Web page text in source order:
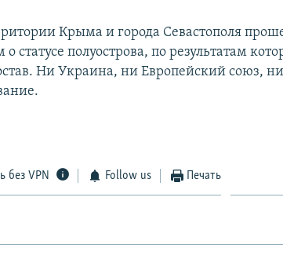
Крыма и города Севастополя
полуострова, по результатам
Ни Украина, ни Европейский союз,
без VPN Follow us Печать